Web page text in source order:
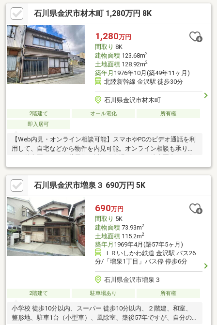
校も徒歩5分以内のところにありますので通学の不安も少ないで
す。津幡の役所などの施設も近く、バス停も徒歩10分以内につけ
ます。老後やお店を検討している方はご検討ください。・元々、
居酒屋である※室内写真はCGによる家具・荷物の消去加工を施し
ており、現況とは異なる場合があります
石川県金沢市材木町 1,280万円 8K
1,280万円
間取り 8K
建物面積123.68m2
土地面積128.92m2
築年月 1976年10月(築49年11ヶ月)
北陸新幹線 金沢駅 徒歩30分
石川県金沢市材木町
2階建て オール電化
所有権
即入居可
【Web内見・オンライン相談可能】スマホやPCのビデオ通話を利
用して、自宅などから物件を内見可能。オンライン相談も承りま
沢ならではの魅力が感じられます。広々としたお庭でガーデニン
グも可能。水まわりは約10年前にリフォーム済で快適な暮らし。
周辺は住宅が多く静かで心地よい立地です。リフォームを加えて
こだわりの住まいにすることができます。●建築未登記部分（2F
トイレ、ホール）がございますが、建ぺい率、容積率に問題ござ
いません。●スギ薬局金沢大手町店まで350ｍ（徒歩約5分）
石川県金沢市増泉３ 690万円 5K
690万円
間取り 5K
建物面積73.93m2
土地面積115.2m2
築年月 1969年4月(築57年5ヶ月)
ＩＲいしかわ鉄道 金沢駅 バス26
分/「増泉1丁目」バス停 停歩6分
石川県金沢市増泉３
2階建て 駐車場あり 所有権
小学校 徒歩10分以内、スーパー 徒歩10分以内、２階建、和室、
整形地、駐車1台（小型車）、風除室、築後57年ですが、自分の